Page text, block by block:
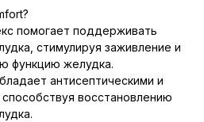
помогает поддерживать
стимулируя заживление и
функцию желудка.
антисептическими и
восстановлению